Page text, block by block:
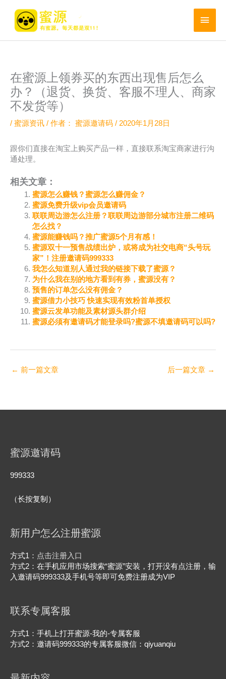
主
菜
在蜜源上领券买的东西出现售后怎么
办？（退货、换货、客服不理人、商家
不发货等）
/ 蜜源资讯 / 作者： 蜜源邀请码 / 2020年1月28日
跟你们直接在淘宝上购买产品一样，直接联系淘宝商家进行沟
通处理。
相关文章：
蜜源怎么赚钱？蜜源怎么赚佣金？
蜜源免费升级vip会员邀请码
联联周边游怎么注册？联联周边游部分城市注册二维码
怎么找？
蜜源能赚钱吗？推广蜜源5个月有感！
蜜源双十一预售战绩出炉，或将成为社交电商“头号玩
家”！注册邀请码999333
我怎么知道别人通过我的链接下载了蜜源？
为什么我在别的地方看到有券，蜜源没有？
预售的订单怎么没有佣金？
蜜源借力小技巧 快速实现有效粉首单授权
蜜源云发单功能及素材源头群介绍
蜜源必须有邀请码才能登录吗?蜜源不填邀请码可以吗?
← 前一篇文章 后一篇文章 →
蜜源邀请码
999333
（长按复制）
新用户怎么注册蜜源
方式1： 点击注册入口
方式2：在手机应用市场搜索“蜜源”安装，打开没有点注册，输
入邀请码999333及手机号等即可免费注册成为VIP
联系专属客服
方式1：手机上打开蜜源-我的-专属客服
方式2：邀请码999333的专属客服微信：qiyuanqiu